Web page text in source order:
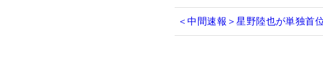
＜中間速報＞星野陸也が単独